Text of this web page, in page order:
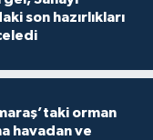
son hazırlıkları
orman
havadan ve